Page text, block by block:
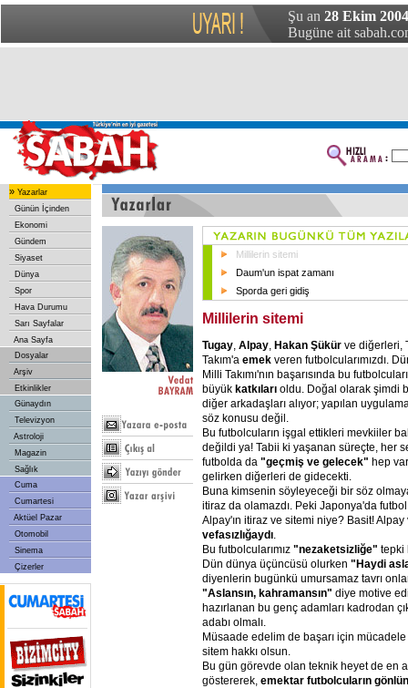
Şu an 28 Ekim
Bugüne ait
» Yazarlar
Günün İçinden
Ekonomi
Gündem
Siyaset
Dünya
Spor
Hava Durumu
Sarı Sayfalar
Ana Sayfa
Dosyalar
Arşiv
Etkinlikler
Günaydın
Televizyon
Astroloji
Magazin
Sağlık
Cuma
Cumartesi
Aktüel Pazar
Otomobil
Sinema
Çizerler
Millilerin sitemi
Daum'un ispat zamanı
Sporda geri gidiş
Millilerin sitemi
Tugay Alpay Hakan Şükür ve diğerleri,
Takım'a emek veren futbolcularımızdı.
Milli Takımı'nın başarısında bu
büyük katkıları oldu. Doğal olarak şimdi
diğer arkadaşları alıyor; yapılan
söz konusu değil.
Bu futbolcuların işgal ettikleri mevkiiler
değildi ya! Tabii ki yaşanan süreçte, her
futbolda da "geçmiş ve gelecek" hep
gelirken diğerleri de gidecekti.
Buna kimsenin söyleyeceği bir söz
itiraz da olamazdı. Peki Japonya'da futbol
Alpay'ın itiraz ve sitemi niye? Basit!
vefasızlığaydı
Bu futbolcularımız "nezaketsizliğe" tepki
Dün dünya üçüncüsü olurken "Haydi
diyenlerin bugünkü umursamaz tavrı
"Aslansın, kahramansın" diye motive
hazırlanan bu genç adamları kadrodan
adabı olmalı.
Müsaade edelim de başarı için
sitem hakkı olsun.
Bu gün görevde olan teknik heyet de en
göstererek, emektar futbolcuların